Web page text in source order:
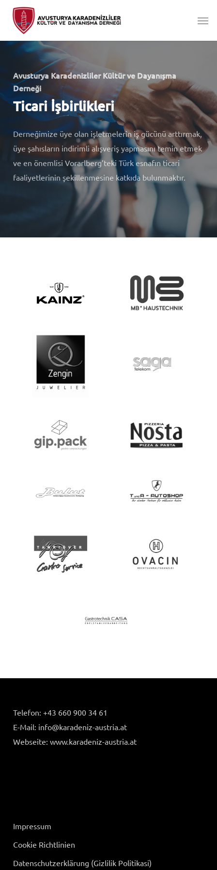
Skip
content
Avusturya Karadenizliler Kültür ve Dayanışma
Derneği
Ticari İşbirlikleri
Derneğimize üye olan işletmelerin iş gücünü arttırmak,
üye şahısların indirimli alışveriş yapmasını temin etmek
ve en önemlisi Vorarlberg’teki Türk esnafın ticari
faaliyetlerinin şekillenmesine katkıda bulunmaktır.
Telefon: +43 660 900 34 61
E-Mail: info@karadeniz-austria.at
Webseite: www.karadeniz-austria.at
Impressum
Cookie Richtlinien
Datenschutzerklärung (Gizlilik Politikasi)